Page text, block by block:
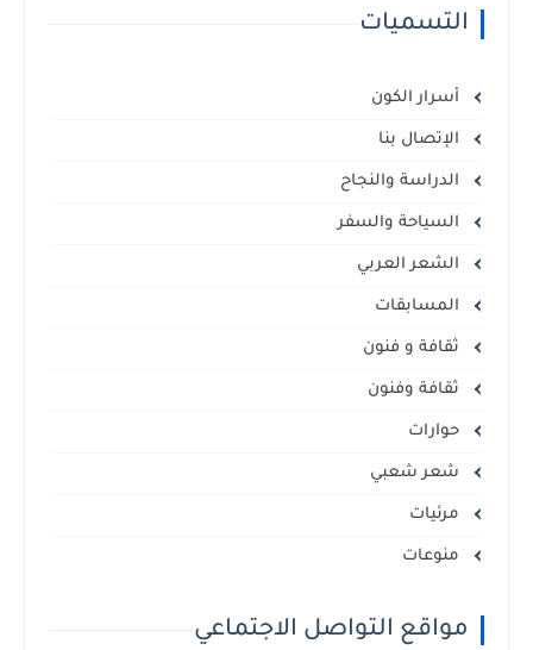
التسميات
أسرار الكون
الإتصال بنا
الدراسة والنجاح
السياحة والسفر
الشعر العربي
المسابقات
ثقافة و فنون
ثقافة وفنون
حوارات
شعر شعبي
مرئيات
منوعات
مواقع التواصل الاجتماعي